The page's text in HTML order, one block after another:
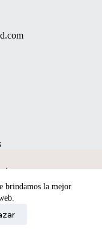
brindamos la mejor